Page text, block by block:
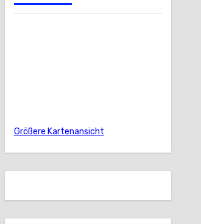
Größere Kartenansicht